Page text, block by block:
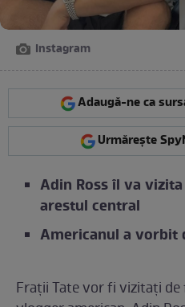
Instagram
Adaugă-ne ca
Urmărește
Adin Ross îl va
arestul central
Americanul a vorbit
Frații Tate vor fi vizitați de